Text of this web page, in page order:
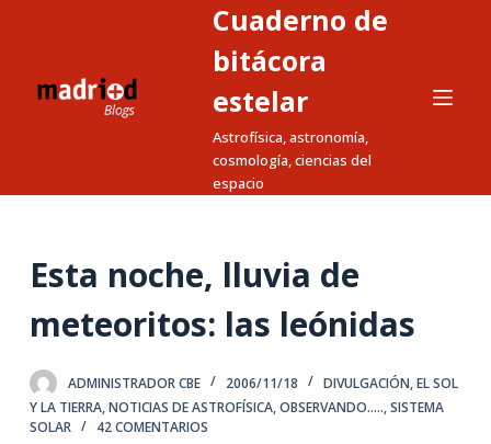
a
n
Cuaderno de
bitácora
estelar
Astrofísica, astronomía,
cosmología, ciencias del
espacio
Esta noche, lluvia de
meteoritos: las leónidas
ADMINISTRADOR CBE 2006/11/18 DIVULGACIÓN,EL SOL
Y LA TIERRA,NOTICIAS DE ASTROFÍSICA,OBSERVANDO.....,SISTEMA
SOLAR
42 COMENTARIOS